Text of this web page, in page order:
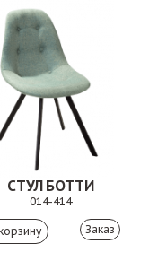
СТУЛ БОТТИ
014-414
Заказ